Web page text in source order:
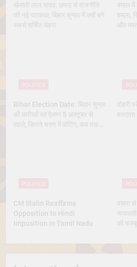
खेसारी लाल यादव: छपरा से राजनीति
की नई पटकथा, बिहार चुनाव में क्यों बने
सबसे चर्चित चेहरा
बंगाल
हमला,
और
Bihar Election Date: बिहार चुनाव
की तारीखों का ऐलान 5 अक्टूबर से
पहले, कितने चरण में वोटिंग, कब तक
दोहरी
मतदाता
CM Stalin Reaffirms
Opposition to Hindi
Imposition in Tamil Nadu
बसपा
की